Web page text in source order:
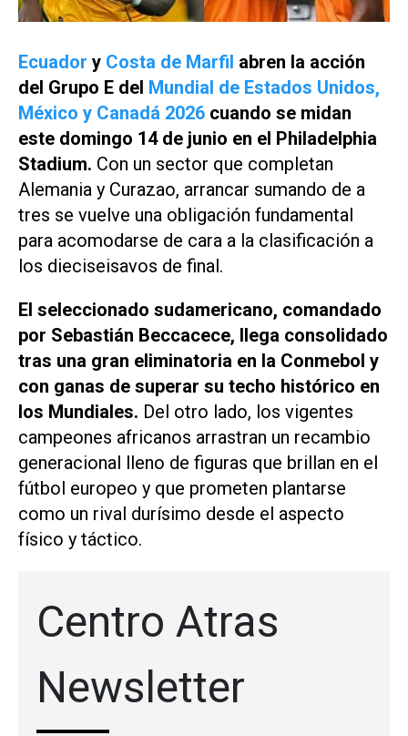
Ecuador y Costa de Marfil abren la acción
del Grupo E del Mundial de Estados Unidos,
México y Canadá 2026 cuando se midan
este domingo 14 de junio en el Philadelphia
Stadium. Con un sector que completan
Alemania y Curazao, arrancar sumando de a
tres se vuelve una obligación fundamental
para acomodarse de cara a la clasificación a
los dieciseisavos de final.
El seleccionado sudamericano, comandado
por Sebastián Beccacece, llega consolidado
tras una gran eliminatoria en la Conmebol y
con ganas de superar su techo histórico en
los Mundiales. Del otro lado, los vigentes
campeones africanos arrastran un recambio
generacional lleno de figuras que brillan en el
fútbol europeo y que prometen plantarse
como un rival durísimo desde el aspecto
físico y táctico.